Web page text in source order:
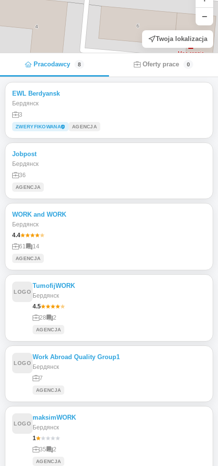
−
Twoja lokalizacja
Pracodawcy 8 Oferty prace 0
EWL Berdyansk
Бердянск
3
ZWERYFIKOWANA AGENCJA
Jobpost
Бердянск
36
AGENCJA
WORK and WORK
Бердянск
4.4
61
14
AGENCJA
LOGO
TumofijWORK
Бердянск
4.5
28
2
AGENCJA
LOGO
Work Abroad Quality Group1
Бердянск
7
AGENCJA
LOGO
maksimWORK
Бердянск
1
35
2
AGENCJA